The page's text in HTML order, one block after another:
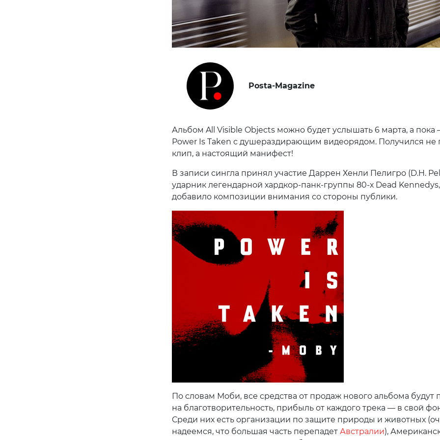
Posta-Magazine
Альбом All Visible Objects можно будет услышать 6 марта, а пока
Power Is Taken с душераздирающим видеорядом. Получился не
клип, а настоящий манифест!
В записи сингла принял участие Даррен Хенли Пелигро (D.H.
ударник легендарной хардкор-панк-группы 80-х Dead
добавило композиции внимания со стороны публики.
По словам Моби, все средства от продаж нового альбома будут
на благотворительность, прибыль от каждого трека — в свой
Среди них есть организации по защите природы и животных
надеемся, что большая часть перепадет Австралии),